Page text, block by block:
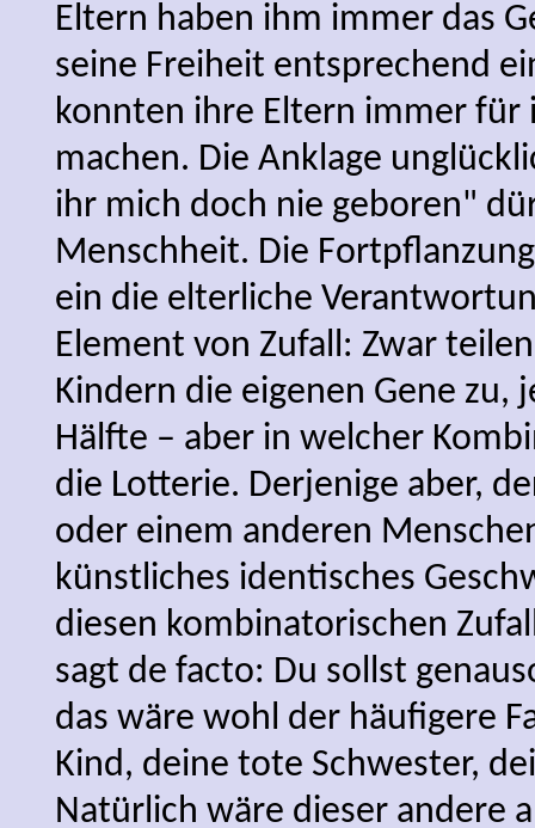
Eltern haben ihm immer das
seine Freiheit entsprechend
konnten ihre Eltern immer für
machen. Die Anklage
ihr mich doch nie geboren"
Menschheit. Die
ein die elterliche
Element von Zufall: Zwar
Kindern die eigenen Gene zu,
Hälfte – aber in welcher
die Lotterie. Derjenige aber,
oder einem anderen
künstliches identisches
diesen kombinatorischen
sagt de facto: Du sollst
das wäre wohl der häufigere
Kind, deine tote Schwester,
Natürlich wäre dieser andere